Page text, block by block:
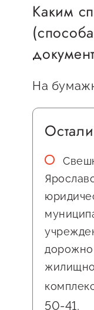
Каким
На
50-41,